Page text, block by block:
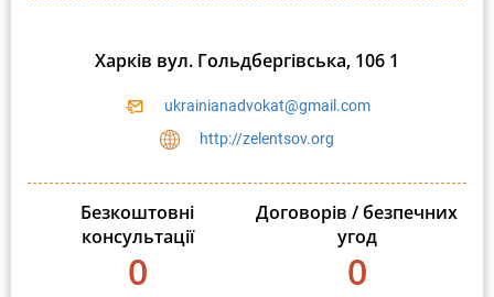
Харків вул. Гольдбергівська, 106 1
ukrainianadvokat@gmail.com
http://zelentsov.org
Безкоштовні
консультації
0
Договорів / безпечних
угод
0